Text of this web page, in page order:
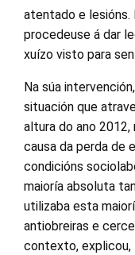
atentado e lesións.
procedeuse á dar
xuízo visto para
Na súa
situación que
altura do ano
causa da perda de
condicións
maioría absoluta
utilizaba esta
antiobreiras e
contexto, explicou,